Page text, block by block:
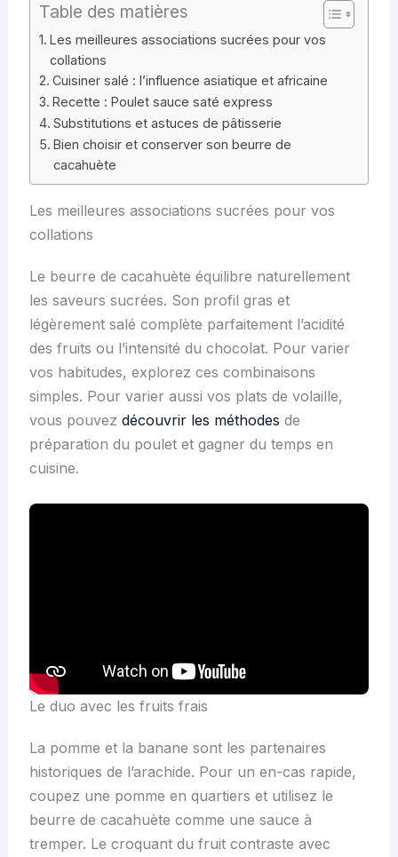
Table des matières
Les meilleures associations sucrées pour vos
collations
Cuisiner salé : l’influence asiatique et africaine
Recette : Poulet sauce saté express
Substitutions et astuces de pâtisserie
Bien choisir et conserver son beurre de
cacahuète
Les meilleures associations sucrées pour vos
collations
Le beurre de cacahuète équilibre naturellement
les saveurs sucrées. Son profil gras et
légèrement salé complète parfaitement l’acidité
des fruits ou l’intensité du chocolat. Pour varier
vos habitudes, explorez ces combinaisons
simples. Pour varier aussi vos plats de volaille,
vous pouvez découvrir les méthodes de
préparation du poulet et gagner du temps en
cuisine.
Le duo avec les fruits frais
La pomme et la banane sont les partenaires
historiques de l’arachide. Pour un en-cas rapide,
coupez une pomme en quartiers et utilisez le
beurre de cacahuète comme une sauce à
tremper. Le croquant du fruit contraste avec